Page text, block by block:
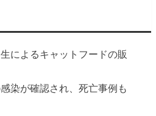
によるキャットフードの販
染が確認され、死亡事例も